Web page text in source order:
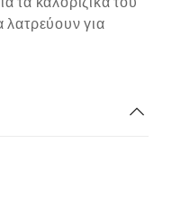
λατρεύουν για